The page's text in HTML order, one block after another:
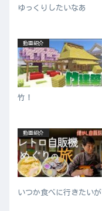
ゆっくりしたいなあ
動画紹介
竹！
動画紹介
いつか食べに行きたい